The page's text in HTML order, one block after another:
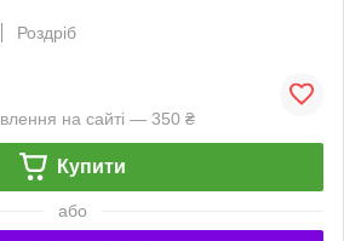
Роздріб
на сайті — 350 ₴
Купити
або